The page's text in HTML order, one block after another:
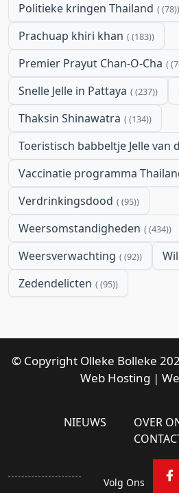
Politieke kringen Thailand (78)
Prachuap khiri khan (183)
Premier Prayut Chan-O-Cha
Snelle Jelle in Pattaya (237)
Thaksin Shinawatra (134)
Toeristisch babbeltje Jelle van
Vaccinatie programma
Verdrinkingsdood (95)
Weersomstandigheden (434)
Weersverwachting (92)
Zedendelicten (95)
© Copyright Olleke Bolleke
Web Hosting |
NIEUWS OVER
Volg Ons